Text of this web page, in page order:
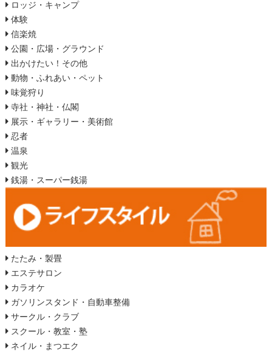
ロッジ・キャンプ
体験
信楽焼
公園・広場・グラウンド
出かけたい！その他
動物・ふれあい・ペット
味覚狩り
寺社・神社・仏閣
展示・ギャラリー・美術館
忍者
温泉
観光
銭湯・スーパー銭湯
たたみ・製畳
エステサロン
カラオケ
ガソリンスタンド・自動車整備
サークル・クラブ
スクール・教室・塾
ネイル・まつエク